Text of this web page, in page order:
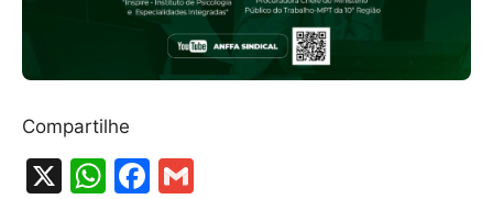
Compartilhe
X
W F